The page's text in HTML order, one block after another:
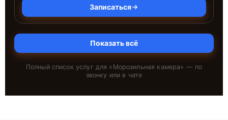
Записаться
Показать всё
Полный список услуг для « Морозильная камера» — по
звонку или в чате